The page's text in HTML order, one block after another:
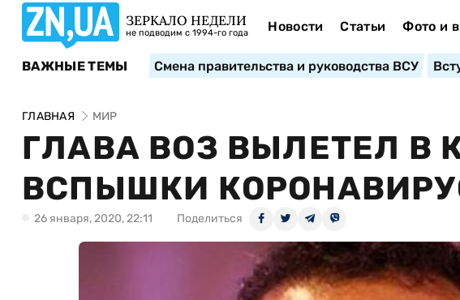
ЗЕРКАЛО НЕДЕЛИ
не подводим с 1994-го года Новости Статьи Фото и
ВАЖНЫЕ ТЕМЫ Смена правительства и руководства ВСУ
ГЛАВНАЯ МИР
ГЛАВА ВОЗ ВЫЛЕТЕЛ В
ВСПЫШКИ
26 января, 2020, 22:11 Поделиться